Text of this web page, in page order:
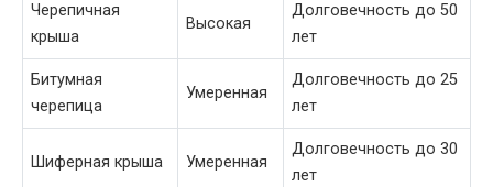
Черепичная
крыша
Высокая
Долговечность до 50
лет
Битумная
черепица
Умеренная
Долговечность до 25
лет
Шиферная крыша Умеренная
Долговечность до 30
лет